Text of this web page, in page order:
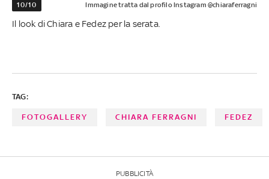
10/10 Immagine tratta dal profilo Instagram @chiaraferragni
Il look di Chiara e Fedez per la serata.
TAG:
FOTOGALLERY CHIARA FERRAGNI FEDEZ
PUBBLICITÀ